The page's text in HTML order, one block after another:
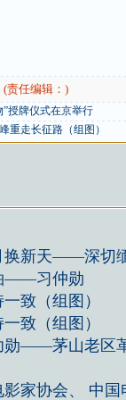
(责任编辑：)
授牌仪式在京举行
重走长征路（组图）
换新天——深切
——习仲勋
致（组图）
致（组图）
勋——茅山老区
家协会、 中国